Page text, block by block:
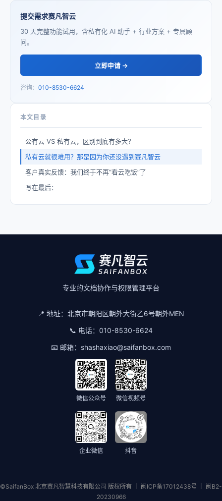
提交需求赛凡智云
30 天完整功能试用，含私有化 AI 助手 + 行业方案 + 专属顾
问。
立即申请 →
咨询： 010-8530-6624
本文目录
公有云 VS 私有云，区别到底有多大？
私有云就很难用？那是因为你还没遇到赛凡智云
客户真实反馈：我们终于不再“看云吃饭”了
写在最后：
专业的文档协作与权限管理平台
📍 地址： 北京市朝阳区朝外大街乙6号朝外MEN
📞 电话： 010-8530-6624
📧 邮箱： shashaxiao@saifanbox.com
微信公众号 微信视频号
企业微信 抖音
©SaifanBox 北京赛凡智慧科技有限公司 版权所有 ｜ 闽ICP备17012438号 ｜ 闽B2-
20230966